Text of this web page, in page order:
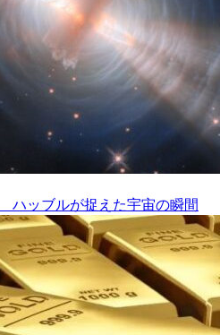
ッブルが捉えた宇宙の瞬間